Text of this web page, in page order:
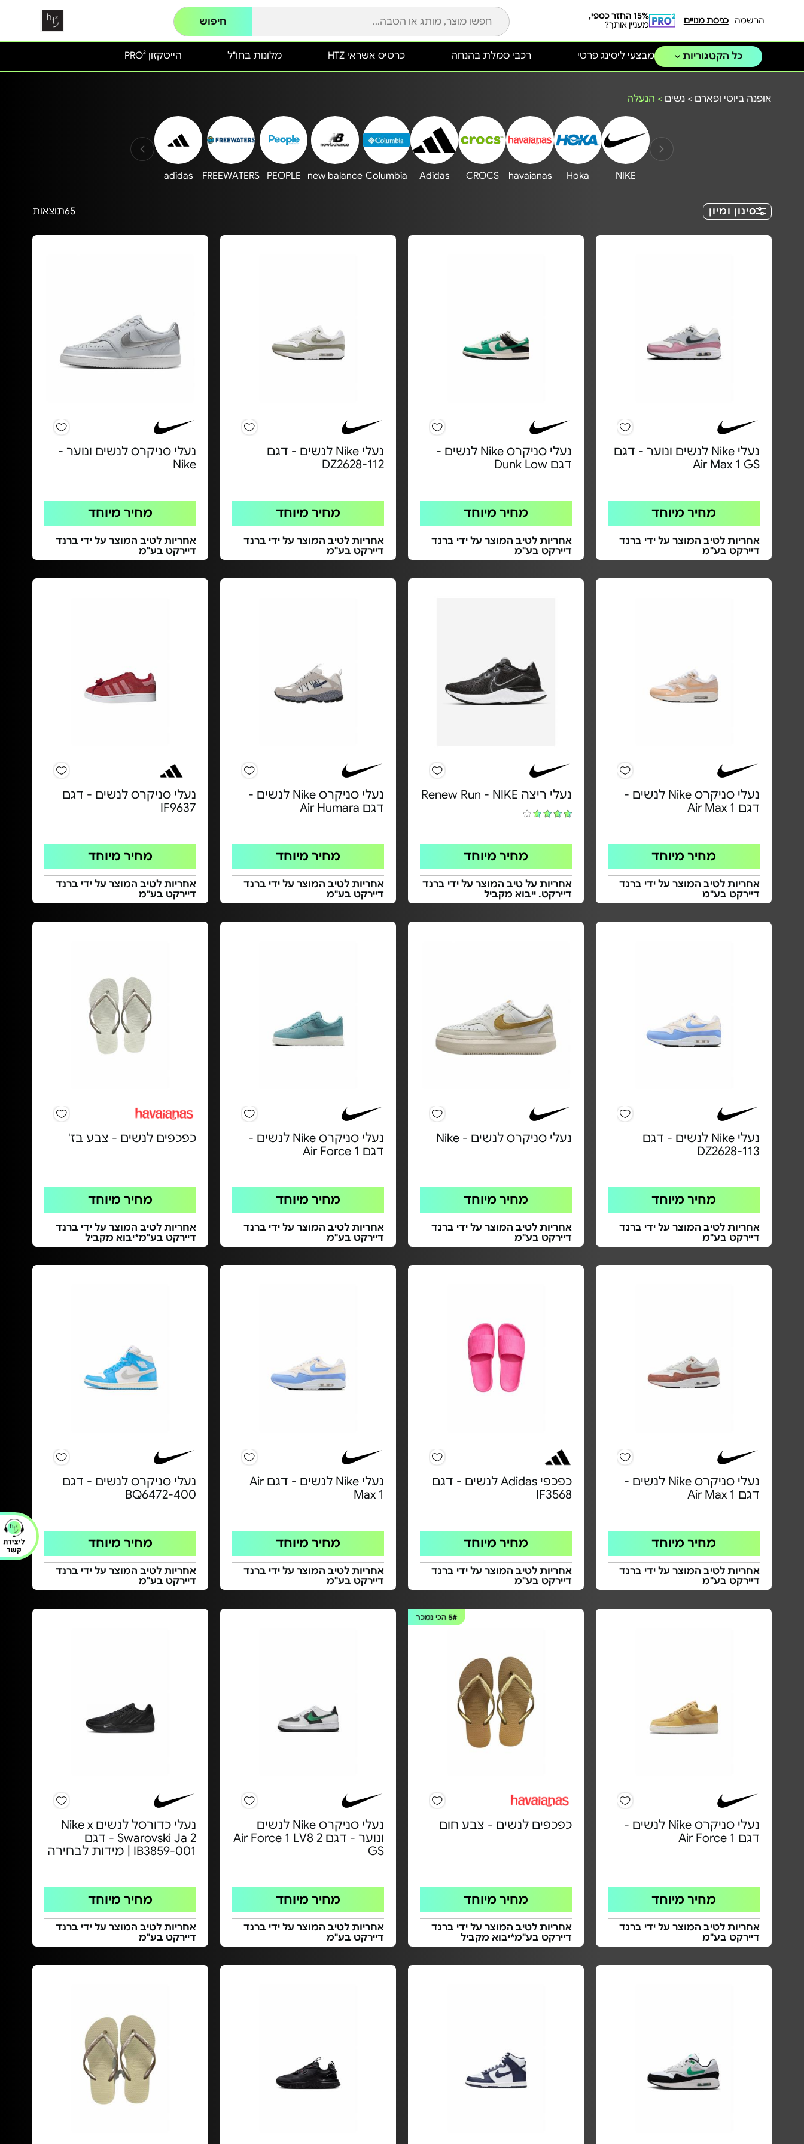
הרשמה כניסת מנויים
15% החזר כספי,
מעניין אותך?
חיפוש
כל הקטגוריות הייטקזון PRO² מלונות בחו"ל כרטיס אשראי HTZ מבצעי ליסינג פרטי רכבי סמלת בהנחה
אופנה ביוטי ופארם > נשים > הנעלה
NIKE
Hoka
havaianas
CROCS
Adidas
Columbia
new balance
PEOPLE
FREEWATERS
adidas
סינון ומיון 65תוצאות
נעלי Nike לנשים ונוער - דגם
Air Max 1 GS
מחיר מיוחד
אחריות לטיב המוצר על ידי ברנד
דיירקט בע"מ
נעלי סניקרס Nike לנשים -
דגם Dunk Low
מחיר מיוחד
אחריות לטיב המוצר על ידי ברנד
דיירקט בע"מ
נעלי Nike לנשים - דגם
DZ2628-112
מחיר מיוחד
אחריות לטיב המוצר על ידי ברנד
דיירקט בע"מ
נעלי סניקרס לנשים ונוער -
Nike
מחיר מיוחד
אחריות לטיב המוצר על ידי ברנד
דיירקט בע"מ
נעלי סניקרס Nike לנשים -
דגם Air Max 1
מחיר מיוחד
אחריות לטיב המוצר על ידי ברנד
דיירקט בע"מ
נעלי ריצה Renew Run - NIKE
מחיר מיוחד
אחריות על טיב המוצר על ידי ברנד
דיירקט. ייבוא מקביל
נעלי סניקרס Nike לנשים -
דגם Air Humara
מחיר מיוחד
אחריות לטיב המוצר על ידי ברנד
דיירקט בע"מ
נעלי סניקרס לנשים - דגם
IF9637
מחיר מיוחד
אחריות לטיב המוצר על ידי ברנד
דיירקט בע"מ
נעלי Nike לנשים - דגם
DZ2628-113
מחיר מיוחד
אחריות לטיב המוצר על ידי ברנד
דיירקט בע"מ
נעלי סניקרס לנשים - Nike
מחיר מיוחד
אחריות לטיב המוצר על ידי ברנד
דיירקט בע"מ
נעלי סניקרס Nike לנשים -
דגם Air Force 1
מחיר מיוחד
אחריות לטיב המוצר על ידי ברנד
דיירקט בע"מ
כפכפים לנשים - צבע בז'
מחיר מיוחד
אחריות לטיב המוצר על ידי ברנד
דיירקט בע"מ*יבוא מקביל
נעלי סניקרס Nike לנשים -
דגם Air Max 1
מחיר מיוחד
אחריות לטיב המוצר על ידי ברנד
דיירקט בע"מ
כפכפי Adidas לנשים - דגם
IF3568
מחיר מיוחד
אחריות לטיב המוצר על ידי ברנד
דיירקט בע"מ
נעלי Nike לנשים - דגם Air
Max 1
מחיר מיוחד
אחריות לטיב המוצר על ידי ברנד
דיירקט בע"מ
נעלי סניקרס לנשים - דגם
BQ6472-400
מחיר מיוחד
אחריות לטיב המוצר על ידי ברנד
דיירקט בע"מ
נעלי סניקרס Nike לנשים -
דגם Air Force 1
מחיר מיוחד
אחריות לטיב המוצר על ידי ברנד
דיירקט בע"מ
5# הכי נמכר
כפכפים לנשים - צבע חום
מחיר מיוחד
אחריות לטיב המוצר על ידי ברנד
דיירקט בע"מ*יבוא מקביל
נעלי סניקרס Nike לנשים
ונוער - דגם Air Force 1 LV8 2
GS
מחיר מיוחד
אחריות לטיב המוצר על ידי ברנד
דיירקט בע"מ
נעלי כדורסל לנשים Nike x
Swarovski Ja 2 - דגם
IB3859-001 | מידות לבחירה
מחיר מיוחד
אחריות לטיב המוצר על ידי ברנד
דיירקט בע"מ